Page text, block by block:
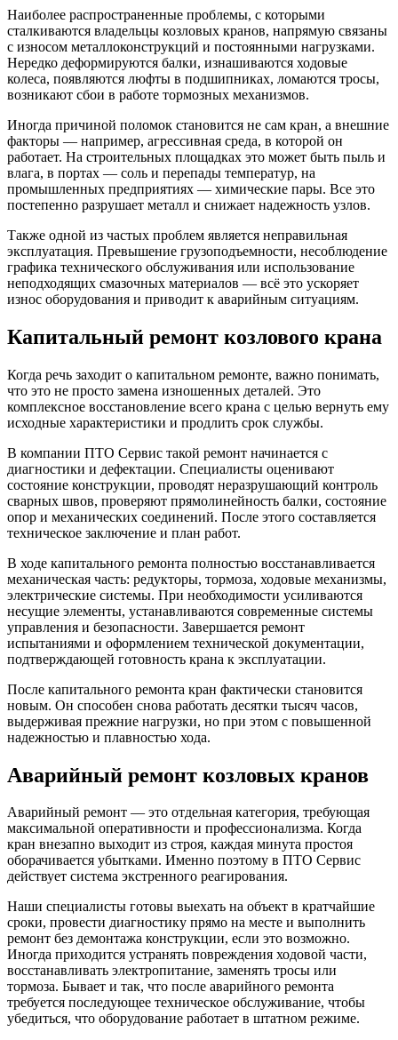
Наиболее распространенные проблемы, с которыми
сталкиваются владельцы козловых кранов, напрямую связаны
с износом металлоконструкций и постоянными нагрузками.
Нередко деформируются балки, изнашиваются ходовые
колеса, появляются люфты в подшипниках, ломаются тросы,
возникают сбои в работе тормозных механизмов.
Иногда причиной поломок становится не сам кран, а внешние
факторы — например, агрессивная среда, в которой он
работает. На строительных площадках это может быть пыль и
влага, в портах — соль и перепады температур, на
промышленных предприятиях — химические пары. Все это
постепенно разрушает металл и снижает надежность узлов.
Также одной из частых проблем является неправильная
эксплуатация. Превышение грузоподъемности, несоблюдение
графика технического обслуживания или использование
неподходящих смазочных материалов — всё это ускоряет
износ оборудования и приводит к аварийным ситуациям.
Капитальный ремонт козлового крана
Когда речь заходит о капитальном ремонте, важно понимать,
что это не просто замена изношенных деталей. Это
комплексное восстановление всего крана с целью вернуть ему
исходные характеристики и продлить срок службы.
В компании ПТО Сервис такой ремонт начинается с
диагностики и дефектации. Специалисты оценивают
состояние конструкции, проводят неразрушающий контроль
сварных швов, проверяют прямолинейность балки, состояние
опор и механических соединений. После этого составляется
техническое заключение и план работ.
В ходе капитального ремонта полностью восстанавливается
механическая часть: редукторы, тормоза, ходовые механизмы,
электрические системы. При необходимости усиливаются
несущие элементы, устанавливаются современные системы
управления и безопасности. Завершается ремонт
испытаниями и оформлением технической документации,
подтверждающей готовность крана к эксплуатации.
После капитального ремонта кран фактически становится
новым. Он способен снова работать десятки тысяч часов,
выдерживая прежние нагрузки, но при этом с повышенной
надежностью и плавностью хода.
Аварийный ремонт козловых кранов
Аварийный ремонт — это отдельная категория, требующая
максимальной оперативности и профессионализма. Когда
кран внезапно выходит из строя, каждая минута простоя
оборачивается убытками. Именно поэтому в ПТО Сервис
действует система экстренного реагирования.
Наши специалисты готовы выехать на объект в кратчайшие
сроки, провести диагностику прямо на месте и выполнить
ремонт без демонтажа конструкции, если это возможно.
Иногда приходится устранять повреждения ходовой части,
восстанавливать электропитание, заменять тросы или
тормоза. Бывает и так, что после аварийного ремонта
требуется последующее техническое обслуживание, чтобы
убедиться, что оборудование работает в штатном режиме.